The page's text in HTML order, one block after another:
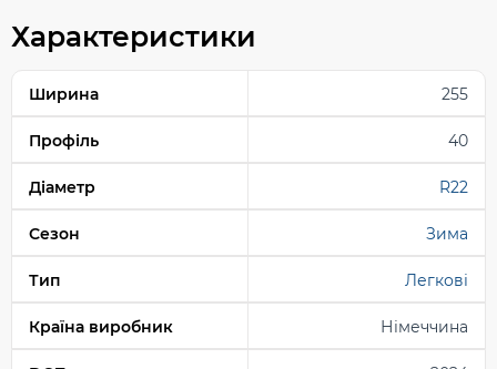
Характеристики
Ширина 255
Профіль 40
Діаметр R22
Сезон Зима
Тип Легкові
Країна виробник Німеччина